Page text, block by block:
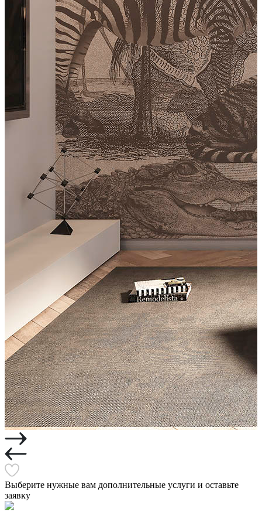
Выберите нужные вам дополнительные услуги и оставьте
заявку